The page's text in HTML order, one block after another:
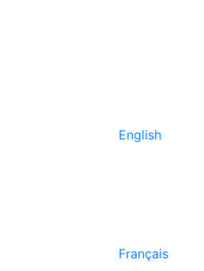
English
Français